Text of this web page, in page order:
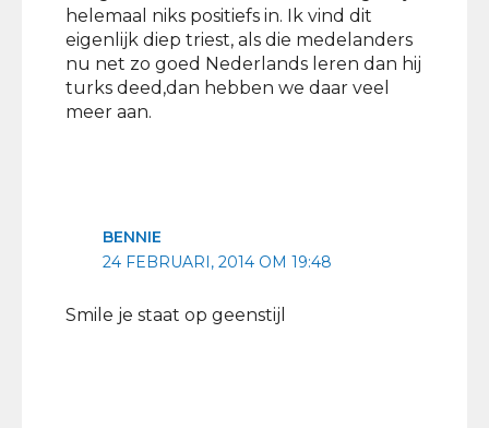
helemaal niks positiefs in. Ik vind dit
eigenlijk diep triest, als die medelanders
nu net zo goed Nederlands leren dan hij
turks deed,dan hebben we daar veel
meer aan.
BENNIE
24 FEBRUARI, 2014 OM 19:48
Smile je staat op geenstijl